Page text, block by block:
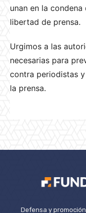
unan en la
libertad de prensa.
Urgimos a las
necesarias para
contra periodistas
la prensa.
Defensa y